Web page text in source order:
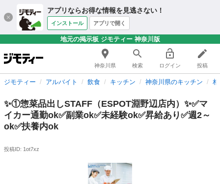
アプリならお得な情報を見逃さない！
インストール アプリで開く
地元の掲示板 ジモティー 神奈川版
神奈川県 検索 ログイン 投稿
ジモティー アルバイト 飲食 キッチン 神奈川県のキッチン
✨①惣菜品出しSTAFF（ESPOT淵野辺店内）✨✅マ
イカー通勤ok✅副業ok✅未経験ok✅昇給あり✅週2～
ok✅扶養内ok
投稿ID: 1ot7xz